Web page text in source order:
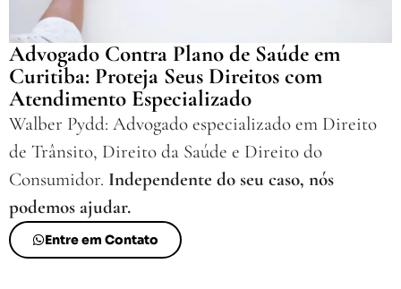
Advogado Contra Plano de Saúde em
Curitiba: Proteja Seus Direitos com
Atendimento Especializado
Walber Pydd: Advogado especializado em Direito
de Trânsito, Direito da Saúde e Direito do
Consumidor. Independente do seu caso, nós
podemos ajudar.
Entre em Contato